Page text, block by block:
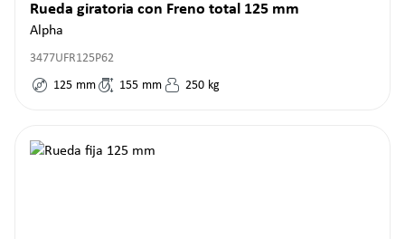
Rueda giratoria con Freno total 125 mm
Alpha
3477UFR125P62
125 mm 155 mm 250 kg